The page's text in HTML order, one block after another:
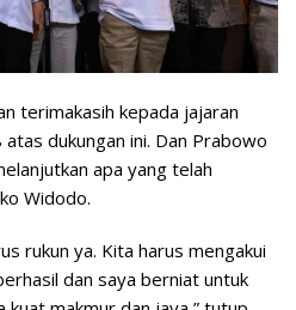
terimakasih kepada jajaran
dukungan ini. Dan Prabowo
apa yang telah
Widodo.
rukun ya. Kita harus mengakui
dan saya berniat untuk